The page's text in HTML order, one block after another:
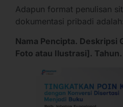
Adapun format penulisan
dokumentasi pribadi adalah:
Nama Pencipta. Deskripsi
Foto atau Ilustrasi].